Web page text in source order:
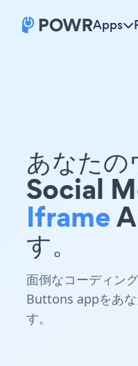
Apps
あなた
Social
Iframe
す。
面倒なコーディン
Buttons appをあな
す。